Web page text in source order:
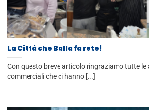
La Città che Balla fa rete!
Con questo breve articolo ringraziamo tutte le
commerciali che ci hanno [...]